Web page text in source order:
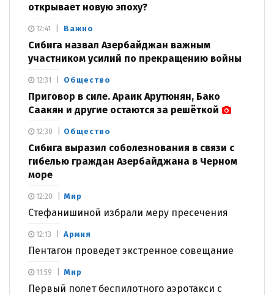
открывает новую эпоху?
Важно
Сибига назвал Азербайджан важным
участником усилий по прекращению войны
12:41
Общество
Приговор в силе. Араик Арутюнян, Бако
Саакян и другие остаются за решёткой
12:31
Общество
Сибига выразил соболезнования в связи с
гибелью граждан Азербайджана в Черном
море
12:30
Мир
Стефанишиной избрали меру пресечения
12:20
Армия
Пентагон проведет экстренное совещание
12:13
Мир
Первый полет беспилотного аэротакси с
11:59